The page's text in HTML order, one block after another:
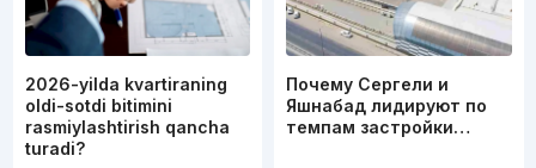
2026-yilda kvartiraning
oldi-sotdi bitimini
rasmiylashtirish qancha
turadi?
Почему Сергели и
Яшнабад лидируют по
темпам застройки…